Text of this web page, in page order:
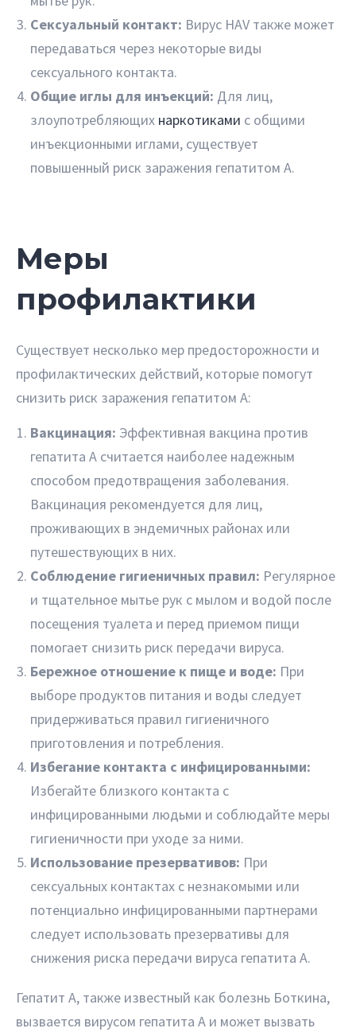
Сексуальный контакт: Вирус HAV также может
передаваться через некоторые виды
сексуального контакта.
Общие иглы для инъекций: Для лиц,
злоупотребляющих наркотиками с общими
инъекционными иглами, существует
повышенный риск заражения гепатитом A.
Меры
профилактики
Существует несколько мер предосторожности и
профилактических действий, которые помогут
снизить риск заражения гепатитом A:
Вакцинация: Эффективная вакцина против
гепатита A считается наиболее надежным
способом предотвращения заболевания.
Вакцинация рекомендуется для лиц,
проживающих в эндемичных районах или
путешествующих в них.
Соблюдение гигиеничных правил: Регулярное
и тщательное мытье рук с мылом и водой после
посещения туалета и перед приемом пищи
помогает снизить риск передачи вируса.
Бережное отношение к пище и воде: При
выборе продуктов питания и воды следует
придерживаться правил гигиеничного
приготовления и потребления.
Избегание контакта с инфицированными:
Избегайте близкого контакта с
инфицированными людьми и соблюдайте меры
гигиеничности при уходе за ними.
Использование презервативов: При
сексуальных контактах с незнакомыми или
потенциально инфицированными партнерами
следует использовать презервативы для
снижения риска передачи вируса гепатита A.
Гепатит A, также известный как болезнь Боткина,
вызвается вирусом гепатита A и может вызвать